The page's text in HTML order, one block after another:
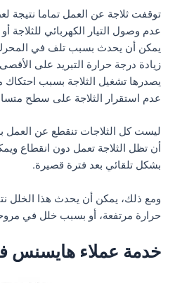
توقفت ثلاجة عن العمل تماما نتيجة
عدم وصول التيار الكهربائي للثلاجة
يمكن أن يحدث بسبب تلف في
زيادة درجة حرارة التبريد على
يصدرها تشغيل الثلاجة بسبب احتكاك
عدم استقرار الثلاجة على سطح
ليست كل الثلاجات تنقطع عن
أن تظل الثلاجة تعمل دون انقطاع
بشكل تلقائي بعد فترة قصيرة.
ومع ذلك، يمكن أن يحدث هذا الخلل
حرارة مرتفعة، أو بسبب خلل في
خدمة عملاء هايسنس